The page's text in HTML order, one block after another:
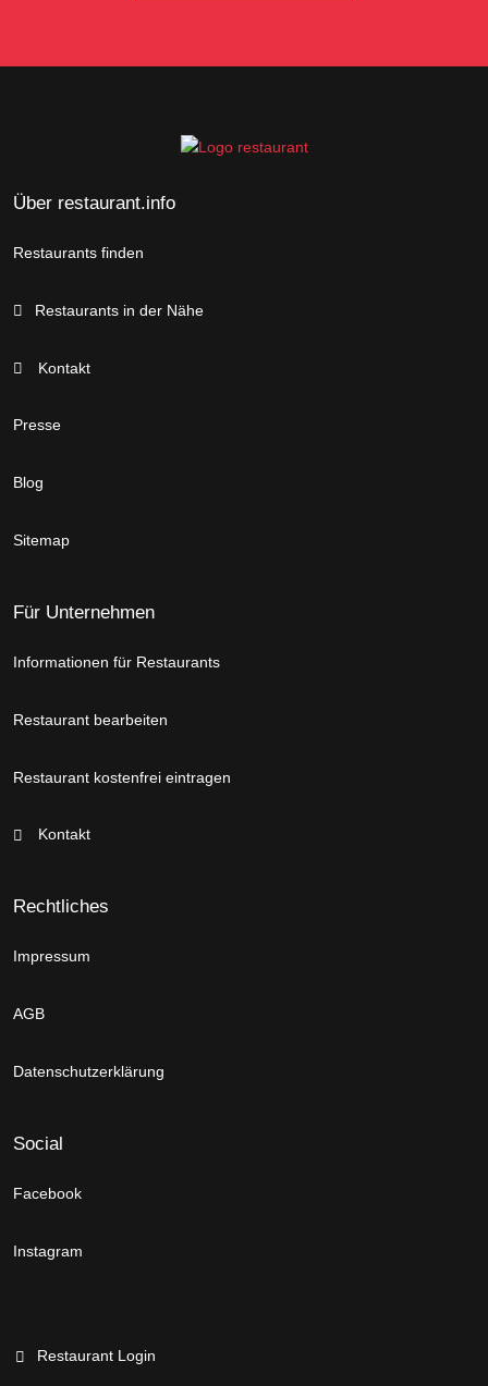
Über restaurant.info
Restaurants finden
Restaurants in der Nähe
Kontakt
Presse
Blog
Sitemap
Für Unternehmen
Informationen für Restaurants
Restaurant bearbeiten
Restaurant kostenfrei eintragen
Kontakt
Rechtliches
Impressum
AGB
Datenschutzerklärung
Social
Facebook
Instagram
Restaurant Login